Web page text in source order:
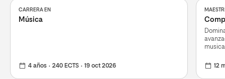
CARRERA EN
Música
4 años 240 ECTS 19 oct 2026 12